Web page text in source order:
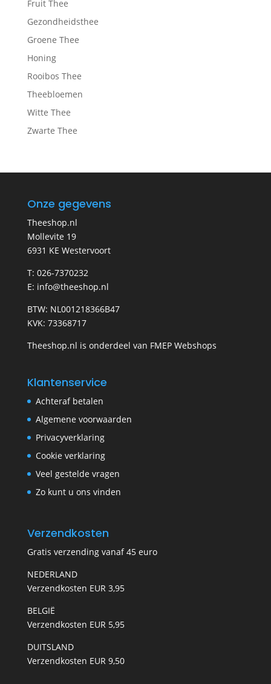
Fruit Thee
Gezondheidsthee
Groene Thee
Honing
Rooibos Thee
Theebloemen
Witte Thee
Zwarte Thee
Onze gegevens
Theeshop.nl
Mollevite 19
6931 KE Westervoort
T: 026-7370232
E: info@theeshop.nl
BTW: NL001218366B47
KVK: 73368717
Theeshop.nl is onderdeel van FMEP Webshops
Klantenservice
Achteraf betalen
Algemene voorwaarden
Privacyverklaring
Cookie verklaring
Veel gestelde vragen
Zo kunt u ons vinden
Verzendkosten
Gratis verzending vanaf 45 euro
NEDERLAND
Verzendkosten EUR 3,95
BELGIË
Verzendkosten EUR 5,95
DUITSLAND
Verzendkosten EUR 9,50